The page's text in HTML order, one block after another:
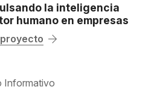
la inteligencia
humano en empresas
Informativo